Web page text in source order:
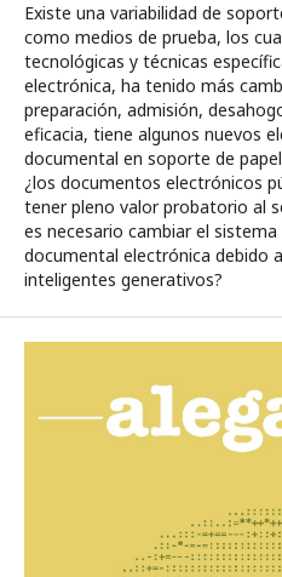
Existe una variabilidad de
como medios de prueba, los
tecnológicas y técnicas
electrónica, ha tenido más
preparación, admisión,
eficacia, tiene algunos nuevos
documental en soporte de
¿los documentos electrónicos
tener pleno valor probatorio al
es necesario cambiar el
documental electrónica debido
inteligentes generativos?